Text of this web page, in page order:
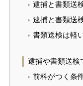
逮捕と書類送
逮捕と書類送
書類送検は軽
逮捕や書類送検
前科がつく条